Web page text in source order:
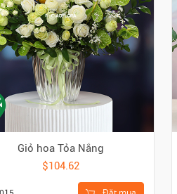
Giỏ hoa Tỏa Nắng
$104.62